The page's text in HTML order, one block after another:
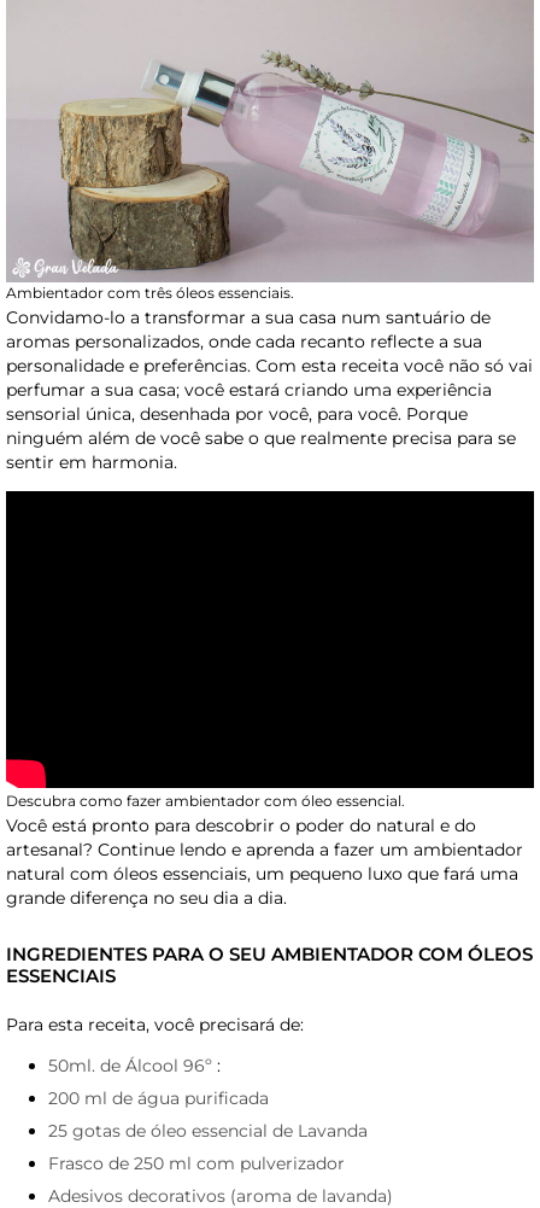
Ambientador com três óleos essenciais.
Convidamo-lo a transformar a sua casa num santuário de
aromas personalizados, onde cada recanto reflecte a sua
personalidade e preferências. Com esta receita você não só vai
perfumar a sua casa; você estará criando uma experiência
sensorial única, desenhada por você, para você. Porque
ninguém além de você sabe o que realmente precisa para se
sentir em harmonia.
Descubra como fazer ambientador com óleo essencial.
Você está pronto para descobrir o poder do natural e do
artesanal? Continue lendo e aprenda a fazer um ambientador
natural com óleos essenciais, um pequeno luxo que fará uma
grande diferença no seu dia a dia.
INGREDIENTES PARA O SEU AMBIENTADOR COM ÓLEOS
ESSENCIAIS
Para esta receita, você precisará de:
50ml. de Álcool 96º :
200 ml de água purificada
25 gotas de óleo essencial de Lavanda
Frasco de 250 ml com pulverizador
Adesivos decorativos (aroma de lavanda)